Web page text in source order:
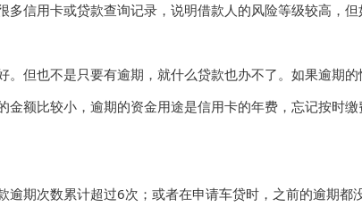
用卡或贷款查询记录，说明借款人的风险等级较高，但
也不是只要有逾期，就什么贷款也办不了。如果逾期的
比较小，逾期的资金用途是信用卡的年费，忘记按时
期次数累计超过6次；或者在申请车贷时，之前的逾期都